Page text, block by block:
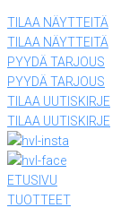
TILAA NÄYTTEITÄ
TILAA NÄYTTEITÄ
PYYDÄ TARJOUS
PYYDÄ TARJOUS
TILAA UUTISKIRJE
TILAA UUTISKIRJE
ETUSIVU
TUOTTEET